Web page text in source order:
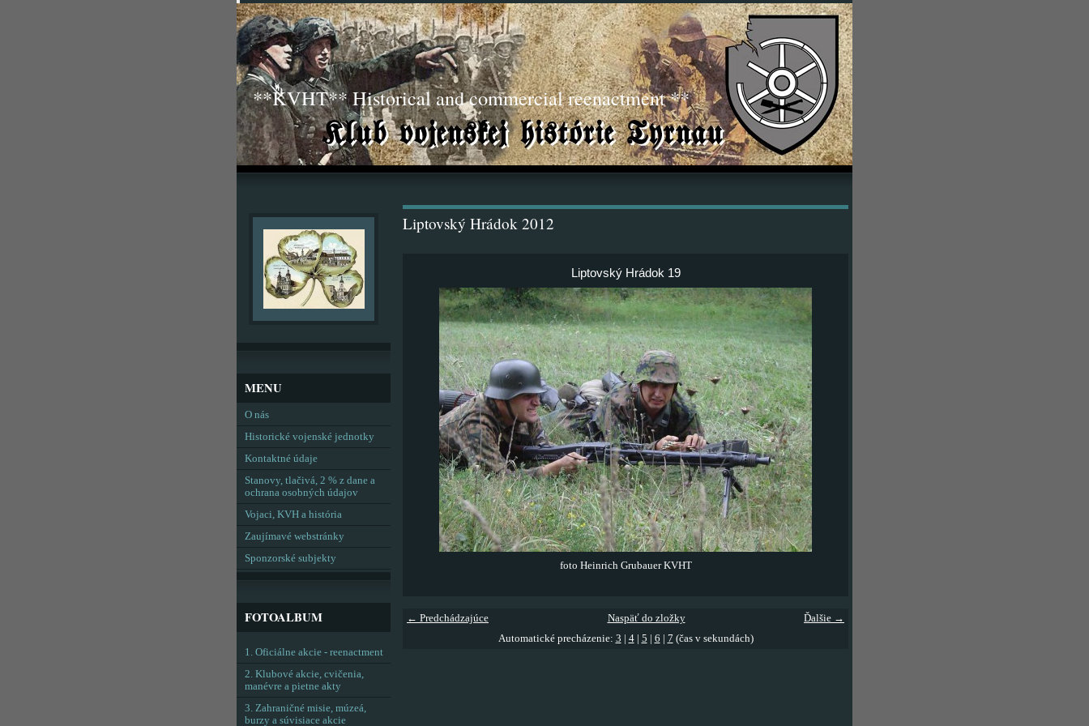
**KVHT** Historical and commercial reenactment **
Liptovský Hrádok 2012
Liptovský Hrádok 19
foto Heinrich Grubauer KVHT
← Predchádzajúce Ďalšie →
Naspäť do zložky
Automatické precházenie: 3 4| 5 6 7 (čas v sekundách)
MENU
O nás
Historické vojenské jednotky
Kontaktné údaje
Stanovy, tlačivá, 2 % z dane a
ochrana osobných údajov
Vojaci, KVH a história
Zaujímavé webstránky
Sponzorské subjekty
FOTOALBUM
1. Oficiálne akcie - reenactment
2. Klubové akcie, cvičenia,
manévre a pietne akty
3. Zahraničné misie, múzeá,
burzy a súvisiace akcie